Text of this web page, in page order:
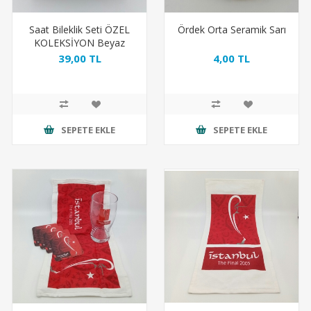
Saat Bileklik Seti ÖZEL
KOLEKSİYON Beyaz
Yıldız
39,00 TL
SEPETE EKLE
Ördek Orta Seramik Sarı
4,00 TL
SEPETE EKLE